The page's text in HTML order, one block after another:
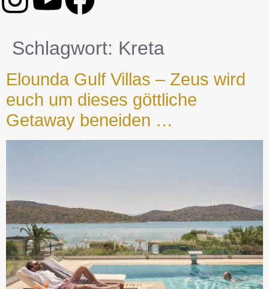
Schlagwort: Kreta
Elounda Gulf Villas – Zeus wird
euch um dieses göttliche
Getaway beneiden …